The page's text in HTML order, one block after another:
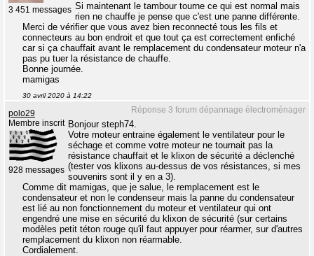
3 451 messages Si maintenant le tambour tourne ce qui est normal mais
rien ne chauffe je pense que c'est une panne différente.
Merci de vérifier que vous avez bien reconnecté tous les fils et
connecteurs au bon endroit et que tout ça est correctement enfiché
car si ça chauffait avant le remplacement du condensateur moteur n'a
pas pu tuer la résistance de chauffe.
Bonne journée.
mamigas
30 avril 2020 à 14:22
Réponse 3 forum dépannage électroménager
polo29
Membre inscrit
928 messages
Bonjour steph74.
Votre moteur entraine également le ventilateur pour le
séchage et comme votre moteur ne tournait pas la
résistance chauffait et le klixon de sécurité a déclenché
(tester vos klixons au-dessus de vos résistances, si mes
souvenirs sont il y en a 3).
Comme dit mamigas, que je salue, le remplacement est le
condensateur et non le condenseur mais la panne du condensateur
est lié au non fonctionnement du moteur et ventilateur qui ont
engendré une mise en sécurité du klixon de sécurité (sur certains
modèles petit téton rouge qu'il faut appuyer pour réarmer, sur d'autres
remplacement du klixon non réarmable.
Cordialement.